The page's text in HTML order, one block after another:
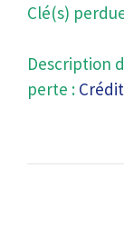
Clé(s)
Description
perte :